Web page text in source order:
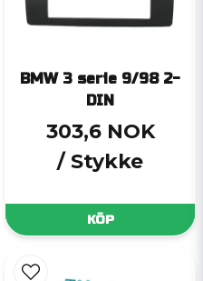
BMW 3 serie 9/98 2-
DIN
303,6 NOK
/ Stykke
KÖP